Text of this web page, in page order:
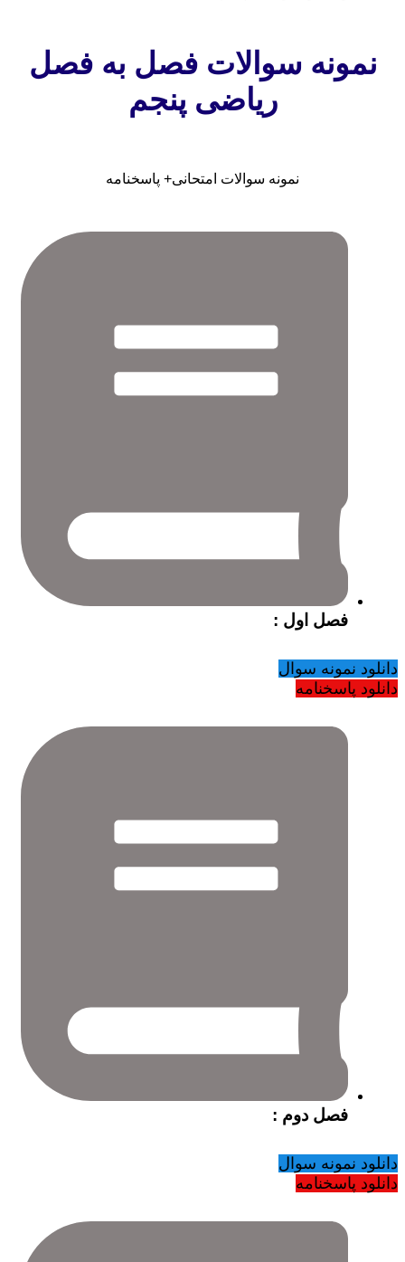
نمونه سوالات فصل به فصل
ریاضی پنجم
نمونه سوالات امتحانی+ پاسخنامه
فصل اول :
دانلود نمونه سوال
دانلود پاسخنامه
فصل دوم :
دانلود نمونه سوال
دانلود پاسخنامه